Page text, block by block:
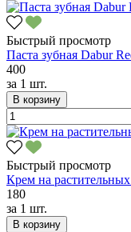
Быстрый просмотр
Паста зубная Dabur
400
за 1 шт.
В корзину
Быстрый просмотр
Крем на
180
за 1 шт.
В корзину